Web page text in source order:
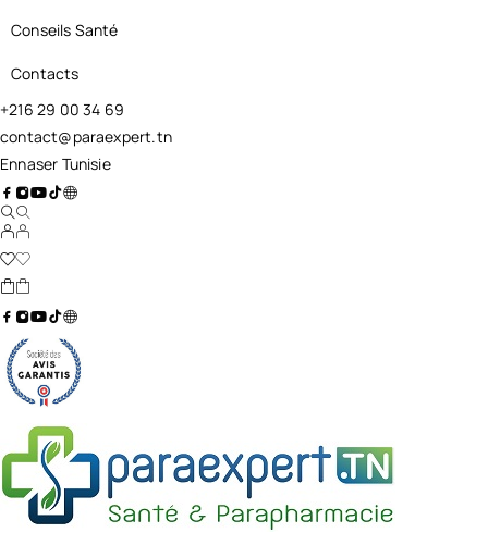
Conseils Santé
Contacts
+216 29 00 34 69
contact@paraexpert.tn
Ennaser Tunisie